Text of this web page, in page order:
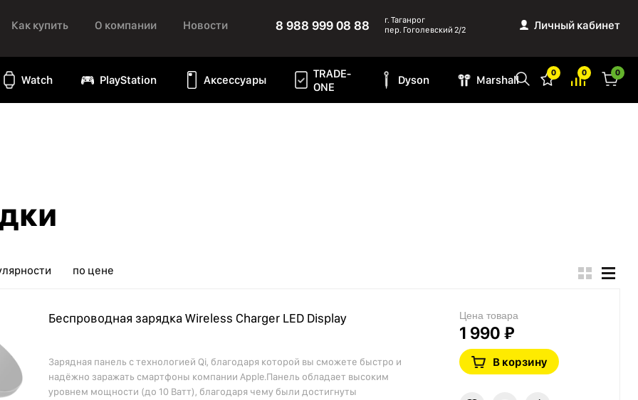
Как купить О компании Новости 8 988 999 08 88
г. Таганрог
пер. Гоголевский 2/2
Личный кабинет
Watch PlayStation Аксессуары
TRADE-
ONE
Dyson Marshall
0 0 0
по цене
Беспроводная зарядка Wireless Charger LED Display
Зарядная панель с технологией Qi, благодаря которой вы сможете быстро и
надёжно заражать смартфоны компании Apple.Панель обладает высоким
уровнем мощности (до 10 Ватт), благодаря чему были достигнуты
Цена товара
1 990 ₽
В корзину